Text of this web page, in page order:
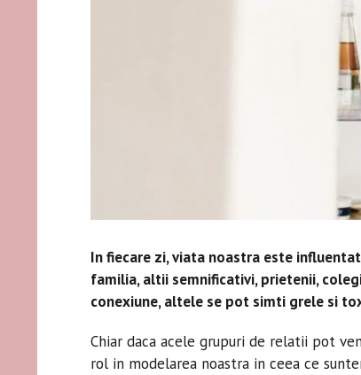
In fiecare zi, viata noastra este
familia, altii semnificativi, prietenii,
conexiune, altele se pot simti grele si
Chiar daca acele grupuri de relatii pot
rol in modelarea noastra in ceea ce